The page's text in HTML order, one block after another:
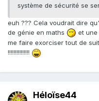
système de sécurité se
euh ??? Cela voudrait dire
de génie en maths
et une
me faire exorciser tout de
!!!!!!!!!!!!!!!
Héloïse44